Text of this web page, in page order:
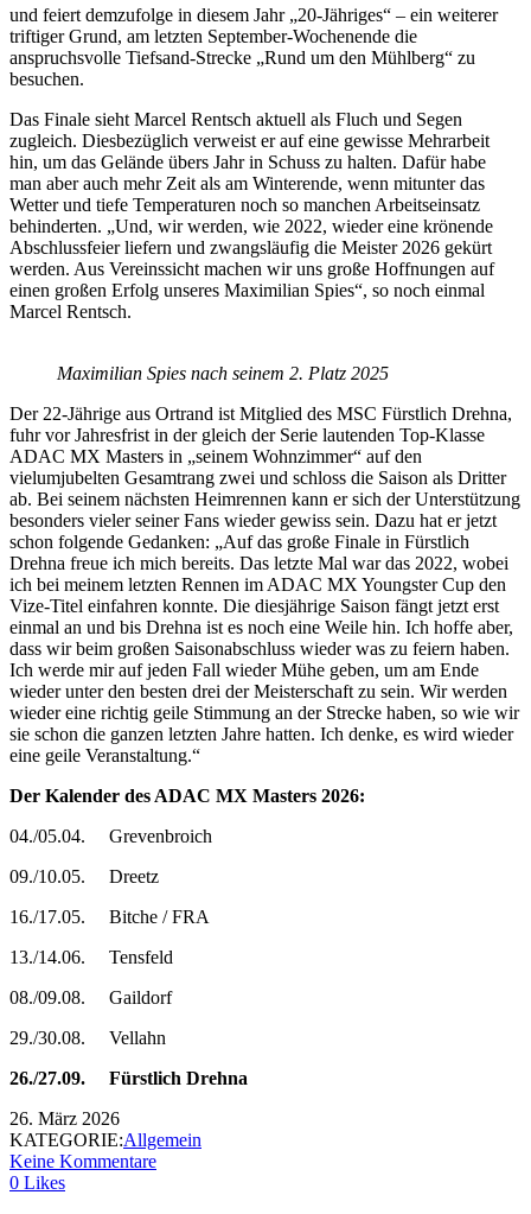
und feiert demzufolge in diesem Jahr „20-Jähriges“ – ein weiterer
triftiger Grund, am letzten September-Wochenende die
anspruchsvolle Tiefsand-Strecke „Rund um den Mühlberg“ zu
besuchen.
Das Finale sieht Marcel Rentsch aktuell als Fluch und Segen
zugleich. Diesbezüglich verweist er auf eine gewisse Mehrarbeit
hin, um das Gelände übers Jahr in Schuss zu halten. Dafür habe
man aber auch mehr Zeit als am Winterende, wenn mitunter das
Wetter und tiefe Temperaturen noch so manchen Arbeitseinsatz
behinderten. „Und, wir werden, wie 2022, wieder eine krönende
Abschlussfeier liefern und zwangsläufig die Meister 2026 gekürt
werden. Aus Vereinssicht machen wir uns große Hoffnungen auf
einen großen Erfolg unseres Maximilian Spies“, so noch einmal
Marcel Rentsch.
Maximilian Spies nach seinem 2. Platz 2025
Der 22-Jährige aus Ortrand ist Mitglied des MSC Fürstlich Drehna,
fuhr vor Jahresfrist in der gleich der Serie lautenden Top-Klasse
ADAC MX Masters in „seinem Wohnzimmer“ auf den
vielumjubelten Gesamtrang zwei und schloss die Saison als Dritter
ab. Bei seinem nächsten Heimrennen kann er sich der Unterstützung
besonders vieler seiner Fans wieder gewiss sein. Dazu hat er jetzt
schon folgende Gedanken: „Auf das große Finale in Fürstlich
Drehna freue ich mich bereits. Das letzte Mal war das 2022, wobei
ich bei meinem letzten Rennen im ADAC MX Youngster Cup den
Vize-Titel einfahren konnte. Die diesjährige Saison fängt jetzt erst
einmal an und bis Drehna ist es noch eine Weile hin. Ich hoffe aber,
dass wir beim großen Saisonabschluss wieder was zu feiern haben.
Ich werde mir auf jeden Fall wieder Mühe geben, um am Ende
wieder unter den besten drei der Meisterschaft zu sein. Wir werden
wieder eine richtig geile Stimmung an der Strecke haben, so wie wir
sie schon die ganzen letzten Jahre hatten. Ich denke, es wird wieder
eine geile Veranstaltung.“
Der Kalender des ADAC MX Masters 2026:
04./05.04. Grevenbroich
09./10.05. Dreetz
16./17.05. Bitche / FRA
13./14.06. Tensfeld
08./09.08. Gaildorf
29./30.08. Vellahn
26./27.09. Fürstlich Drehna
26. März 2026
KATEGORIE:Allgemein
Keine Kommentare
0 Likes